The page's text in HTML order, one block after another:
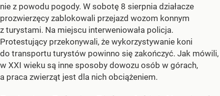
nie z powodu pogody. W sobotę 8 sierpnia działacze
prozwierzęcy zablokowali przejazd wozom konnym
z turystami. Na miejscu interweniowała policja.
Protestujący przekonywali, że wykorzystywanie koni
do transportu turystów powinno się zakończyć. Jak mówili,
w XXI wieku są inne sposoby dowozu osób w górach,
a praca zwierząt jest dla nich obciążeniem.